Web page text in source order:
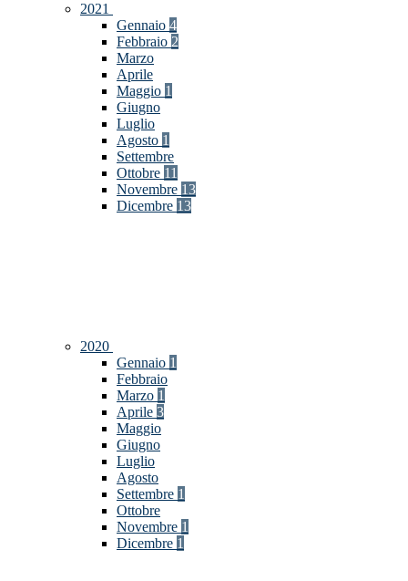
2021
Gennaio 4
Febbraio 2
Marzo
Aprile
Maggio 1
Giugno
Luglio
Agosto 1
Settembre
Ottobre 11
Novembre 13
Dicembre 13
2020
Gennaio 1
Febbraio
Marzo 1
Aprile 3
Maggio
Giugno
Luglio
Agosto
Settembre 1
Ottobre
Novembre 1
Dicembre 1